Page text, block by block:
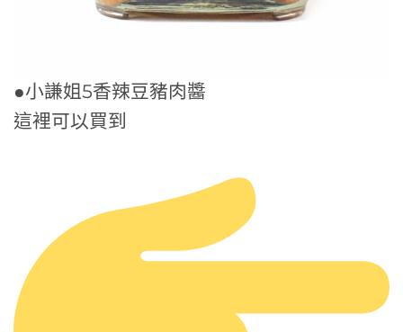
●小謙姐5香辣豆豬肉醬
這裡可以買到